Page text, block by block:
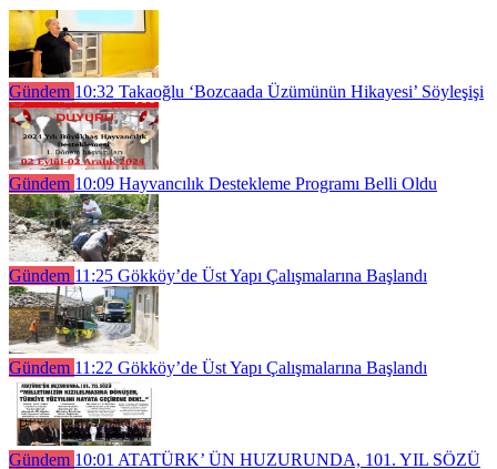
Gündem 10:32 Takaoğlu ‘Bozcaada Üzümünün Hikayesi’ Söyleşişi
Gündem 10:09 Hayvancılık Destekleme Programı Belli Oldu
Gündem 11:25 Gökköy’de Üst Yapı Çalışmalarına Başlandı
Gündem 11:22 Gökköy’de Üst Yapı Çalışmalarına Başlandı
Gündem 10:01 ATATÜRK’ ÜN HUZURUNDA, 101. YIL SÖZÜ